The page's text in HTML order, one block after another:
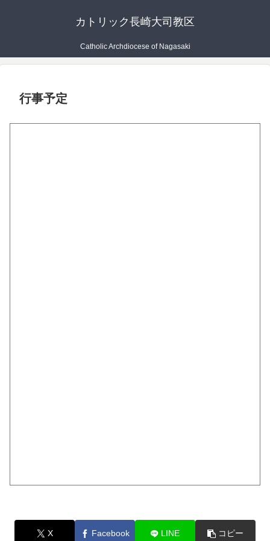
カトリック長崎大司教区
Catholic Archdiocese of Nagasaki
行事予定
X Facebook LINE コピー